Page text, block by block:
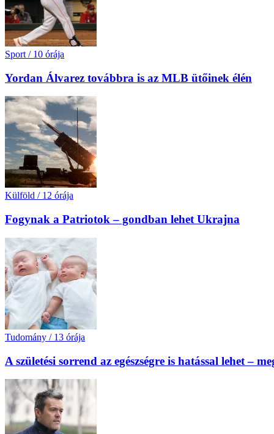
Sport / 10 órája
Yordan Álvarez továbbra is az MLB ütőinek élén
Külföld / 12 órája
Fogynak a Patriotok – gondban lehet Ukrajna
Tudomány / 13 órája
A születési sorrend az egészségre is hatással lehet –